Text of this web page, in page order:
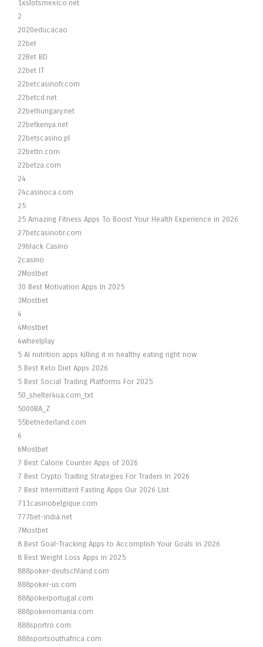
1xslotsmexico.net
2
2020educacao
22bet
22Bet BD
22bet IT
22betcasinofr.com
22betcd.net
22bethungary.net
22betkenya.net
22betscasino.pl
22bettn.com
22betza.com
24
24casinoca.com
25
25 Amazing Fitness Apps To Boost Your Health Experience in 2026
27betcasinobr.com
29black Casino
2casino
2Mostbet
30 Best Motivation Apps In 2025
3Mostbet
4
4Mostbet
4wheelplay
5 AI nutrition apps killing it in healthy eating right now
5 Best Keto Diet Apps 2026
5 Best Social Trading Platforms For 2025
50_shelter4ua.com_txt
5000BA_Z
55betnederland.com
6
6Mostbet
7 Best Calorie Counter Apps of 2026
7 Best Crypto Trading Strategies For Traders In 2026
7 Best Intermittent Fasting Apps Our 2026 List
711casinobelgique.com
777bet-india.net
7Mostbet
8 Best Goal-Tracking Apps to Accomplish Your Goals in 2026
8 Best Weight Loss Apps in 2025
888poker-deutschland.com
888poker-us.com
888pokerportugal.com
888pokerromania.com
888sportro.com
888sportsouthafrica.com